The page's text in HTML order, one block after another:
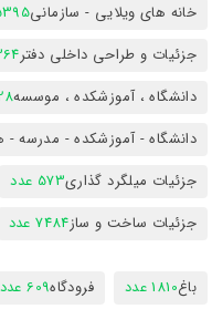
خانه های ویلایی - سازمانی5395
جزئیات و طراحی داخلی دفتر364
دانشگاه ، آموزشکده ، موسسه
دانشگاه - آموزشکده - مدرسه -
جزئیات میلگرد گذاری573 عدد
جزئیات ساخت و ساز7484 عدد
باغ1810 عدد فرودگاه609 عدد